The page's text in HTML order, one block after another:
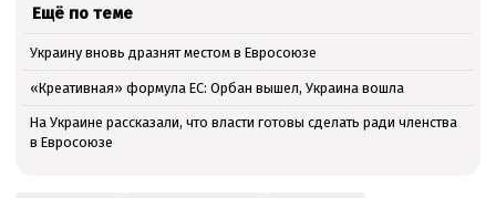
Ещё по теме
Украину вновь дразнят местом в Евросоюзе
«Креативная» формула ЕС: Орбан вышел, Украина вошла
На Украине рассказали, что власти готовы сделать ради членства
в Евросоюзе